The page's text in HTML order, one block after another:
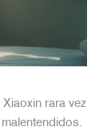
rara vez